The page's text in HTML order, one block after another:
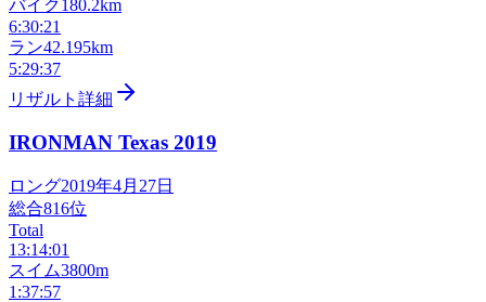
バイク180.2km
6:30:21
ラン42.195km
5:29:37
リザルト詳細
IRONMAN Texas 2019
ロング2019年4月27日
総合816位
Total
13:14:01
スイム3800m
1:37:57